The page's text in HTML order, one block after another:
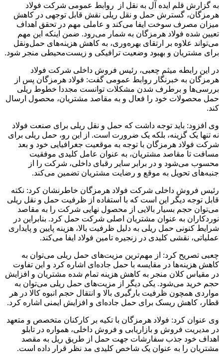
به گزارش قلم ایده آل به نقل از روابط عمومی شرکت فولاد
هرمزگان، گسترش حمل ‌و نقل ریلی نقش قابل ‌توجهی در کاهش
میزان مصرف سوخت ایفا می‌کند و عاملی مهم در تحقق اهداف
تعیین شده فولاد هرمزگان به شمار می‌رود. ضمن اینکه این مهم
می‌تواند علاوه بر ارتقای بهره‌وری، به کاهش هزینه‌های حمل‌ونقل
برای مشتریان و بهبود وضعیت ترافیکی و زیست‌‌محیطی منجر شود.
در این رابطه میثم چعبی، رئیس فروش داخلی شرکت فولاد
هرمزگان به خبرنگار روابط عمومی گفت: فولاد هرمزگان پس از
بررسی‌ها و برطرف شدن مشکلات توانست مجددا خطوط ریلی
حمل محصولات خود را فعال و به مقاصد مشتریان، محصول ارسال
کند.
وی افزود: باید توجه داشت که حمل و نقل ریلی برای صنعت فولاد
نه تنها یک گزینه، بلکه یک ضرورت است. از این رو، حمل ریلی برای
شرکت فولاد هرمزگان با توجه به موقعیت جغرافیایی خود و بعد
مسافت تا مقاصد مشتریان، به عنوان عامل کلیدی موفقیت
محسوب می‌شود و در برابر سایر رقبای داخلی، شرکت را از
جنبه‌های تحویل به موقع و رضایت مشتریان تضمین می‌کند.
رئیس فروش داخلی شرکت فولاد هرمزگان خاطرنشان کرد: نکته
قابل توجه دیگر این است که با استفاده از ظرفیت حمل و نقل ریلی
می‌توان حجم بسیار بالایی از محصول نهایی شرکت را به مقاصد
نوردکاران به عنوان مشتریان اصلی شرکت حمل کرد. بنابراین در
شرایط کنونی حمل ریلی به دلیل ظرفیت بالا، هزینه پایین و پایداری
عملیاتی، نقشی کلیدی در زنجیره تامین فولاد ایفا می‌کند.
چعبی تصریح کرد: از مهم‌ترین مزیت‌های حمل ریلی می‌توان به
کاهش هزینه‌ها در مقایسه با حمل جاده‌ای اشاره کرد و این تفاوت
در مقیاس کلان منجر به کاهش هزینه تمام شده مشتریان و افزایش
حجم خرید می‌شود. یکی دیگر از مزیت‌های حمل ریلی می‌توان به
مواردی همچون ظرفیت بارگیری بالا و انتقال حجم انبوه کالا در هر
قطار، کاهش ریسک برای حمل جاده‌ای و افزایش ایمنی اشاره کرد.
وی عنوان کرد: فولاد هرمزگان با تکیه بر کارکنان متخصص و متعهد
در مدیریت فروش و بازاریابی و فروش داخلی، همواره در تابلو
اهداف خود جذب سفارشات جهت حمل از طریق ریل به مقصد
مشتریان را به عنوان یک شاخص کلیدی مد نظر قرار داده است.